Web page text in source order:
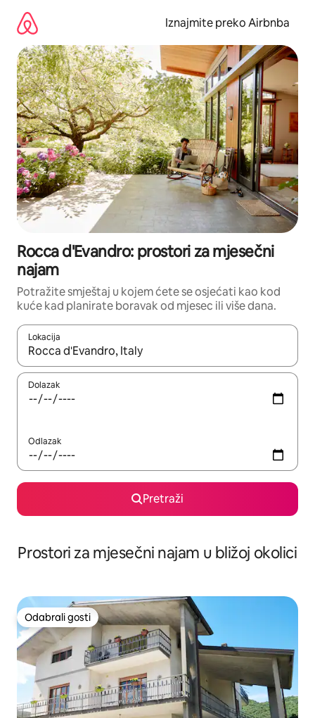
sadržaj
Iznajmite preko Airbnba
Rocca d'Evandro: prostori za mjesečni
najam
Potražite smještaj u kojem ćete se osjećati kao kod
kuće kad planirate boravak od mjesec ili više dana.
Lokacija
Kada budu dostupni rezultati, moći ćete ih pregledati
Dolazak
Odlazak
Pretraži
Prostori za mjesečni najam u bližoj okolici
Odabrali gosti
Odabrali gosti